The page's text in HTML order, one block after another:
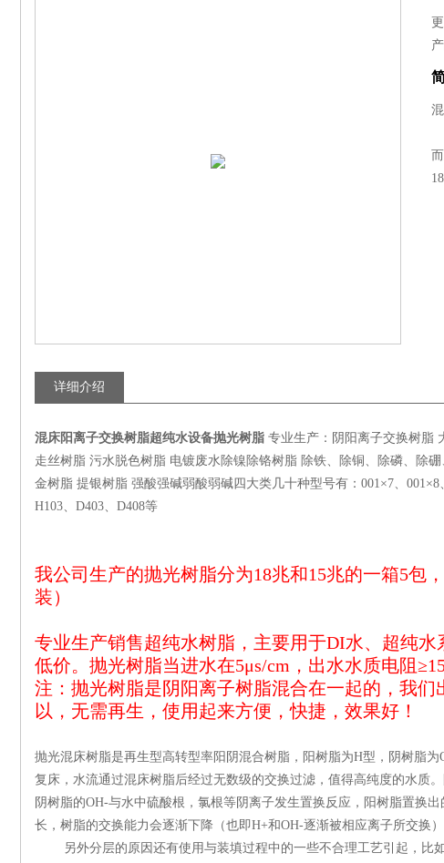
详细介绍
混床阳离子交换树脂超纯水设备抛光树脂 专业生产：阴阳离子交换树脂
走丝树脂 污水脱色树脂 电镀废水除镍除铬树脂 除铁、除铜、除磷、除
金树脂 提银树脂 强酸强碱弱酸弱碱四大类几十种型号有：001×7、001×8
H103、D403、D408等
我公司生产的抛光树脂分为18兆和15兆的一箱5包
装）
专业生产销售超纯水树脂，主要用于DI水、超纯水
低价。抛光树脂当进水在5μs/cm ，出水水质电阻≥
注：抛光树脂是阴阳离子树脂混合在一起的，我
以，无需再生，使用起来方便，快捷，效果好！
抛光混床树脂是再生型高转型率阳阴混合树脂，阳树脂为H型，阴树脂为
复床，水流通过混床树脂后经过无数级的交换过滤，值得高纯度的水质
阴树脂的OH-与水中硫酸根，氯根等阴离子发生置换反应，阳树脂置换出
长，树脂的交换能力会逐渐下降（也即H+和OH-逐渐被相应离子所交换
另外分层的原因还有使用与装填过程中的一些不合理工艺引起，